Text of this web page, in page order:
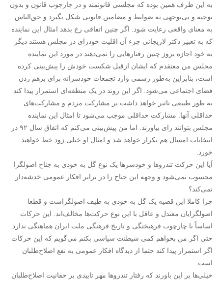
به این طرف همین بوده که مجلسی قانونمند و در چارچوب قانون و بدون
توجیه و بی‌توجهی به ضوابط و مضامین قانونی شکل بگیرد و حق‌الناس
به معنای واقعی رعایت شود. اگر چنین اتفاقی رخ بدهد امثال این نماینده
که به تعبیر دکتر لاریجانی جزء آن اقلیت خودرای در مجلس هستند دیگر
به خود اجازه بروز چنین رفتارهایی را نمی‌دهند در مورد این نماینده
مجلس من معتقدم که ایشان ازقبل شکست خودش را پیش‌بینی کرده
است، بنابراین به‌طور رسمی وارد تجمعات خودسرانه برای برهم زدن
فضای اجتماعی می‌شود. اگر این روند در یک منطقه‌ای استمرار پیدا کند
به طور طبیعی تاثیر خواهد داشت بر مشارکت مردم و مشارکت‌های
حداقلی آنها. مشارکت حداقلی موجب می‌شود تا امثال این نماینده
مجلس بتوانند رای بیاورند. اما من پیش‌بینی می‌کنم که اتفاق سال ۹۲ در
انتخابات امسال هم تکرار خواهد شد و امثال او خیلی زود خط خواهند
خورد.
آیا این حرکت تندروها و خودسرها یک نوع گل به خودی به جناح اصولگرا
محسوب نمی‌شود و وجهه این جناح را در برابر افکار عمومی خدشه‌دار
نمی‌کند؟
چرا کاملا این قضیه یک گل به خودی به طیف اصولگراست و قطعا
اصولگرایان معتدل و عاقل با این نوع حرکت‌ها مخالف‌اند. این حرکات
اساساً با چارچوب فرهیختگی و تاریخ فرهنگی ملت ایران هماهنگی ندارد.
حتی اگر من بخواهم کمی شیطنت سیاسی بکنم می‌گویم که این حرکات
اگر استمرار پیدا کند حتما از دیدگاه افکار عمومی به نفع اصلاح‌طلبان
است.
خیلی‌ها بر این باورند که رفتار تندروها مهر تاییدی بر حقانیت اصلاح‌طلبان